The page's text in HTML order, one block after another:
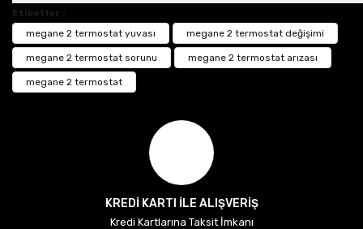
Etiketler :
megane 2 termostat yuvası
megane 2 termostat değişimi
megane 2 termostat sorunu megane 2 termostat arızası
megane 2 termostat
KREDİ KARTI İLE ALIŞVERİŞ
Kredi Kartlarına Taksit İmkanı